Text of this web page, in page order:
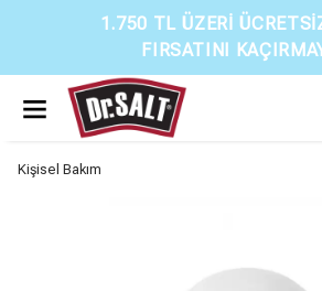
1.750 TL ÜZERI
FIRSATINI
Kişisel Bakım